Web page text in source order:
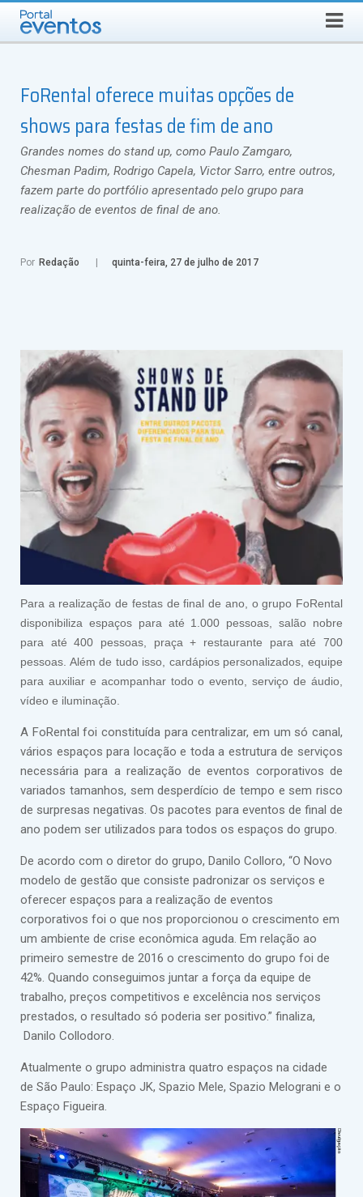
DOMINGO, 9 DE AGOSTO DE 2026 Busca
FoRental oferece muitas opções de
shows para festas de fim de ano
Grandes nomes do stand up, como Paulo Zamgaro,
Chesman Padim, Rodrigo Capela, Victor Sarro, entre outros,
fazem parte do portfólio apresentado pelo grupo para
realização de eventos de final de ano.
Por Redação quinta-feira, 27 de julho de 2017
Para a realização de festas de final de ano, o grupo FoRental
disponibiliza espaços para até 1.000 pessoas, salão nobre
para até 400 pessoas, praça + restaurante para até 700
pessoas. Além de tudo isso, cardápios personalizados, equipe
para auxiliar e acompanhar todo o evento, serviço de áudio,
vídeo e iluminação.
A FoRental foi constituída para centralizar, em um só canal,
vários espaços para locação e toda a estrutura de serviços
necessária para a realização de eventos corporativos de
variados tamanhos, sem desperdício de tempo e sem risco
de surpresas negativas. Os pacotes para eventos de final de
ano podem ser utilizados para todos os espaços do grupo.
De acordo com o diretor do grupo, Danilo Colloro, “O Novo
modelo de gestão que consiste padronizar os serviços e
oferecer espaços para a realização de eventos
corporativos foi o que nos proporcionou o crescimento em
um ambiente de crise econômica aguda. Em relação ao
primeiro semestre de 2016 o crescimento do grupo foi de
42%. Quando conseguimos juntar a força da equipe de
trabalho, preços competitivos e excelência nos serviços
prestados, o resultado só poderia ser positivo.” finaliza,
Danilo Collodoro.
Atualmente o grupo administra quatro espaços na cidade
de São Paulo: Espaço JK, Spazio Mele, Spazio Melograni e o
Espaço Figueira.